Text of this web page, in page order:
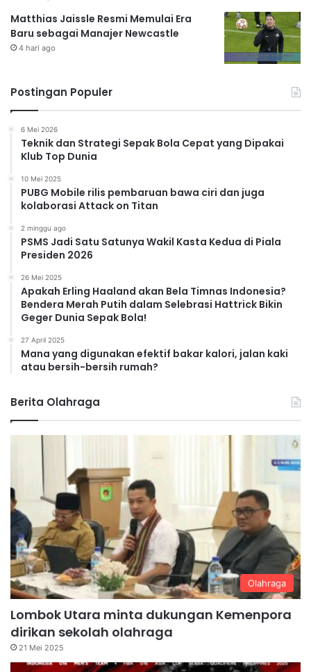
Matthias Jaissle Resmi Memulai Era
Baru sebagai Manajer Newcastle
4 hari ago
Postingan Populer
6 Mei 2026
Teknik dan Strategi Sepak Bola Cepat yang Dipakai
Klub Top Dunia
10 Mei 2025
PUBG Mobile rilis pembaruan bawa ciri dan juga
kolaborasi Attack on Titan
2 minggu ago
PSMS Jadi Satu Satunya Wakil Kasta Kedua di Piala
Presiden 2026
26 Mei 2025
Apakah Erling Haaland akan Bela Timnas Indonesia?
Bendera Merah Putih dalam Selebrasi Hattrick Bikin
Geger Dunia Sepak Bola!
27 April 2025
Mana yang digunakan efektif bakar kalori, jalan kaki
atau bersih-bersih rumah?
Berita Olahraga
Olahraga
Lombok Utara minta dukungan Kemenpora
dirikan sekolah olahraga
21 Mei 2025